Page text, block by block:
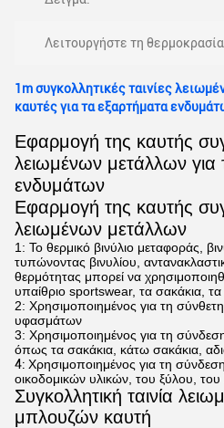
Λειτουργήστε τη
1m συγκολλητικές ταινίες
καυτές για τα εξαρτήματα
Εφαρμογή της καυτής
λειωμένων μετάλλων για
ενδυμάτων
Εφαρμογή της καυτής
λειωμένων μετάλλων
1: Το θερμικό βινύλιο μεταφοράς,
τυπώνοντας βινυλίου,
θερμότητας μπορεί να
υπαίθριο sportswear, τα σακάκια,
2: Χρησιμοποιημένος για τη
υφασμάτων
3: Χρησιμοποιημένος για τη
όπως τα σακάκια, κάτω σακάκια,
4: Χρησιμοποιημένος για τη
οικοδομικών υλικών, του ξύλου,
Συγκολλητική ταινία
μπλουζών καυτή